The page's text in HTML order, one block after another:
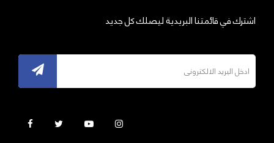
اشترك في قائمتنا البريدية ليصلك كل جديد